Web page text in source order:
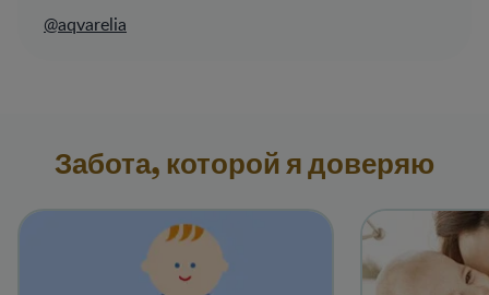
@aqvarelia
Забота, которой я доверяю​